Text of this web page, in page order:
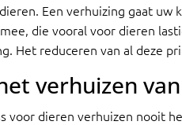
Een verhuizing gaat
die vooral voor dieren
Het reduceren van al deze
verhuizen
voor dieren verhuizen nooit